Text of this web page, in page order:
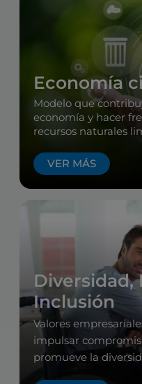
Economía
Modelo que
economía y hacer
recursos naturales
VER MÁS
Diversidad,
Inclusión
Valores
impulsar
promueve la